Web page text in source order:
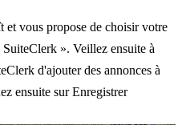
et vous propose de choisir votre
». Veillez ensuite à
d'ajouter des annonces à
ensuite sur Enregistrer